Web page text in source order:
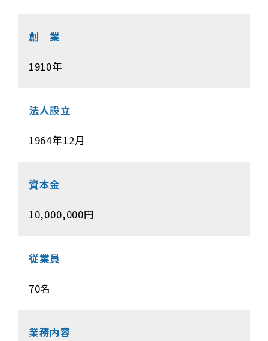
創 業
1910年
法人設立
1964年12月
資本金
10,000,000円
従業員
70名
業務内容